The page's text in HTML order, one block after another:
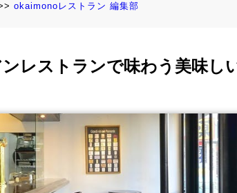
okaimonoレストラン 編集部
レストランで味わう美味し